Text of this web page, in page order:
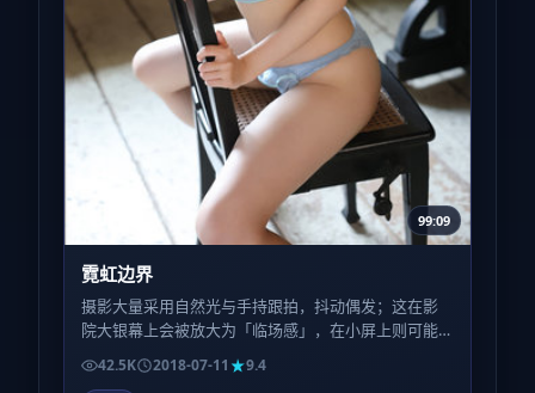
99:09
霓虹边界
摄影大量采用自然光与手持跟拍，抖动偶发；这在影
院大银幕上会被放大为「临场感」，在小屏上则可能
略晕——观看环境会显著影响评价。
42.5K 2018-07-11
9.4